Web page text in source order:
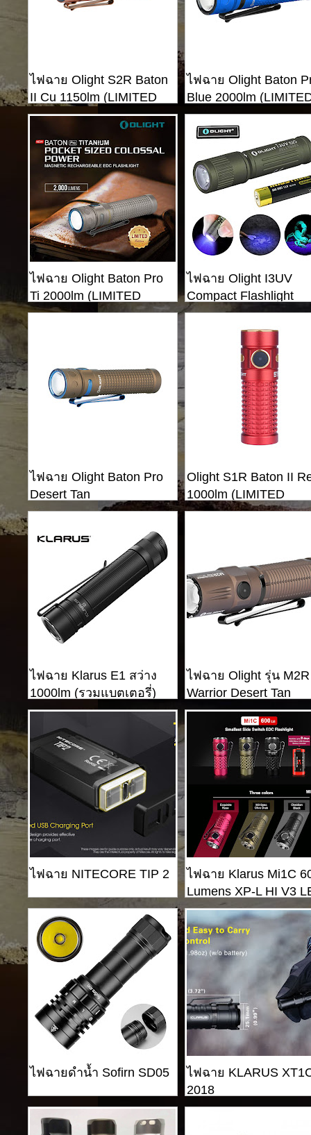
ไฟฉาย Olight S2R Baton
II Cu 1150lm (LIMITED
EDITION)
ไฟฉาย Olight Baton
Blue 2000lm
EDITION)
ไฟฉาย Olight Baton Pro
Ti 2000lm (LIMITED
EDITION)
ไฟฉาย Olight I3UV
Compact Flashlight
ไฟฉาย Olight Baton Pro
Desert Tan
Olight S1R Baton II
1000lm (LIMITED
EDITION)
ไฟฉาย Klarus E1 สว่าง
1000lm (รวมแบตเตอรี่)
ไฟฉาย Olight รุ่น
Warrior Desert Tan
ไฟฉาย NITECORE TIP 2
ไฟฉาย Klarus Mi1C
Lumens XP-L HI V3
ไฟฉายดำน้ำ Sofirn SD05
ไฟฉาย KLARUS
2018